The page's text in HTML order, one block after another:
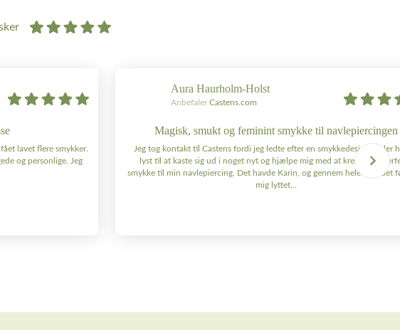
lavet flere smykker.
og personlige. Jeg
Aura Haurholm-Holst
Anbefaler Castens.com
Magisk, smukt og feminint smykke til navlepiercingen
Jeg tog kontakt til Castens fordi jeg ledte efter en smykkedesigner, der
lyst til at kaste sig ud i noget nyt og hjælpe mig med at kreere det
smykke til min navlepiercing. Det havde Karin, og gennem hele forløbet
mig lyttet...